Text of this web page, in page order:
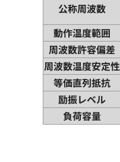
公称周波数
動作温度範囲
周波数許容偏差
周波数温度安定性
等価直列抵抗
励振レベル
負荷容量